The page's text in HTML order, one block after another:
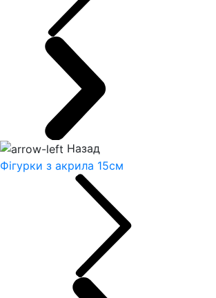
Назад
Фігурки з акрила 15см